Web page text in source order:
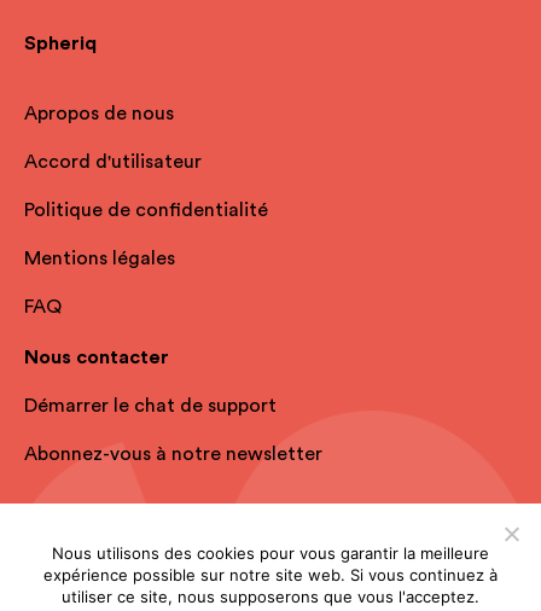
Spheriq
Apropos de nous
Accord d'utilisateur
Politique de confidentialité
Mentions légales
FAQ
Nous contacter
Démarrer le chat de support
Abonnez-vous à notre newsletter
Nous utilisons des cookies pour vous garantir la meilleure
expérience possible sur notre site web. Si vous continuez à
utiliser ce site, nous supposerons que vous l'acceptez.